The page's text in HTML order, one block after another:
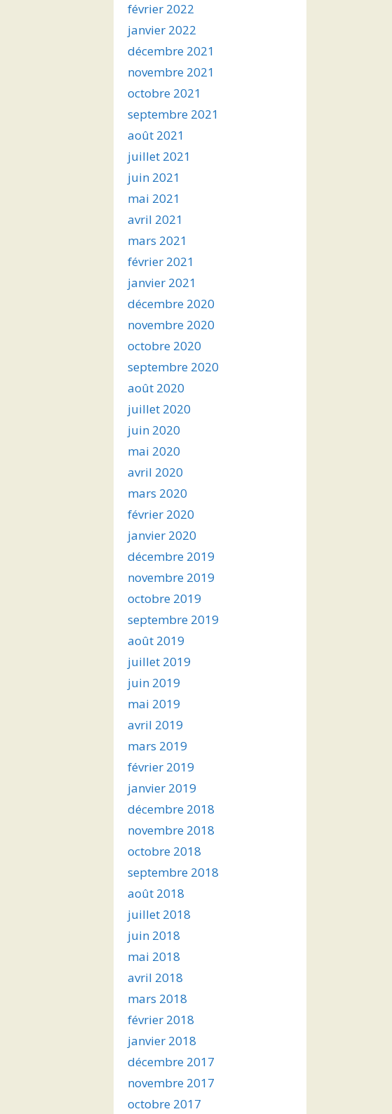
février 2022
janvier 2022
décembre 2021
novembre 2021
octobre 2021
septembre 2021
août 2021
juillet 2021
juin 2021
mai 2021
avril 2021
mars 2021
février 2021
janvier 2021
décembre 2020
novembre 2020
octobre 2020
septembre 2020
août 2020
juillet 2020
juin 2020
mai 2020
avril 2020
mars 2020
février 2020
janvier 2020
décembre 2019
novembre 2019
octobre 2019
septembre 2019
août 2019
juillet 2019
juin 2019
mai 2019
avril 2019
mars 2019
février 2019
janvier 2019
décembre 2018
novembre 2018
octobre 2018
septembre 2018
août 2018
juillet 2018
juin 2018
mai 2018
avril 2018
mars 2018
février 2018
janvier 2018
décembre 2017
novembre 2017
octobre 2017